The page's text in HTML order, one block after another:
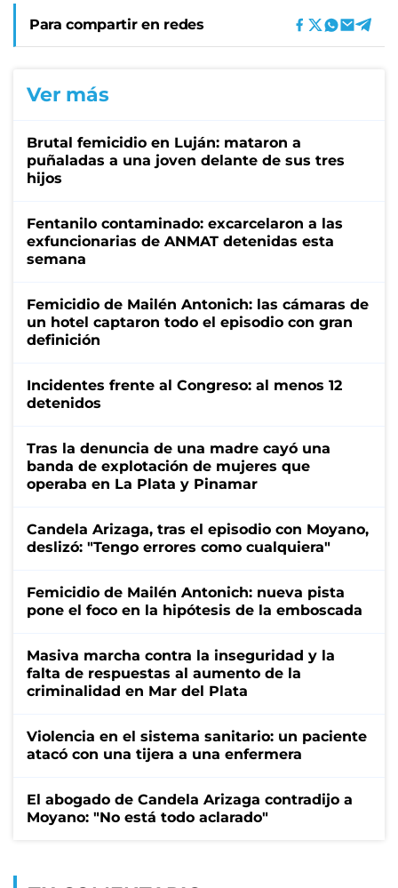
Para compartir en redes
Ver más
Brutal femicidio en Luján: mataron a
puñaladas a una joven delante de sus tres
hijos
Fentanilo contaminado: excarcelaron a las
exfuncionarias de ANMAT detenidas esta
semana
Femicidio de Mailén Antonich: las cámaras de
un hotel captaron todo el episodio con gran
definición
Incidentes frente al Congreso: al menos 12
detenidos
Tras la denuncia de una madre cayó una
banda de explotación de mujeres que
operaba en La Plata y Pinamar
Candela Arizaga, tras el episodio con Moyano,
deslizó: "Tengo errores como cualquiera"
Femicidio de Mailén Antonich: nueva pista
pone el foco en la hipótesis de la emboscada
Masiva marcha contra la inseguridad y la
falta de respuestas al aumento de la
criminalidad en Mar del Plata
Violencia en el sistema sanitario: un paciente
atacó con una tijera a una enfermera
El abogado de Candela Arizaga contradijo a
Moyano: "No está todo aclarado"